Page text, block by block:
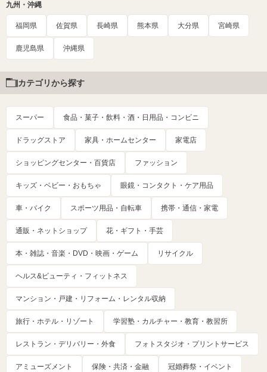
九州・沖縄
福岡県 佐賀県 長崎県 熊本県 大分県 宮崎県
鹿児島県 沖縄県
カテゴリから探す
スーパー 食品・菓子・飲料・酒・日用品・コンビニ
ドラッグストア 家具・ホームセンター 家電店
ショッピングセンター・百貨店 ファッション
キッズ・ベビー・おもちゃ 眼鏡・コンタクト・ケア用品
車・バイク スポーツ用品・自転車 携帯・通信・家電
通販・ネットショップ 花・ギフト・手芸
本・雑誌・音楽・DVD・映画・ゲーム リサイクル
ヘルス&ビューティ・フィットネス
マンション・戸建・リフォーム・レンタル収納
旅行・ホテル・リゾート 学習塾・カルチャー・教育・教習所
レストラン・デリバリー・外食 フォトスタジオ・プリントサービス
アミューズメント 保険・共済・金融 冠婚葬祭・イベント